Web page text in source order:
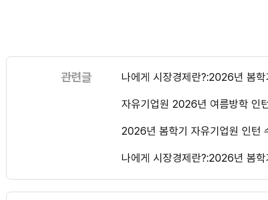
관련글 나에게 시장경제란?:2026년 봄
자유기업원 2026년 여름방학 인
2026년 봄학기 자유기업원 인턴
나에게 시장경제란?:2026년 봄